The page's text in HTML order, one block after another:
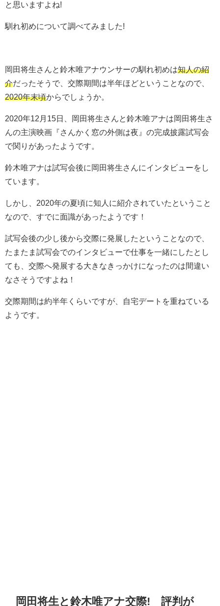
と思いますよね!
馴れ初めについて調べてみました!
岡田将生さんと鈴木唯アナウンサーの馴れ初めは知人の紹
介だったそうで、交際期間は半年ほどということなので、
2020年末頃からでしょうか。
2020年12月15日、岡田将生さんと鈴木唯アナは岡田将生さ
んの主演映画『さんかく窓の外側は夜』の完成披露試写会
で関りがあったようです。
鈴木唯アナは試写会後に岡田将生さんにインタビューをし
ています。
しかし、2020年の夏頃に知人に紹介されていたということ
なので、すでに面識があったようです！
試写会後の少し後から交際に発展したということなので、
たまたま試写会でのインタビューで仕事を一緒にしたとし
ても、交際へ発展する大きなきっかけになったのは間違い
なさそうですよね！
交際期間は約半年くらいですが、自宅デートを重ねている
ようです。
岡田将生と鈴木唯アナ交際! 評判が